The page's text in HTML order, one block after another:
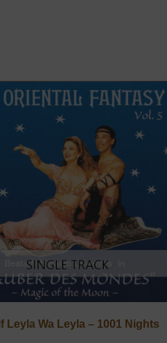
Leyla Wa Leyla – 1001 Nights